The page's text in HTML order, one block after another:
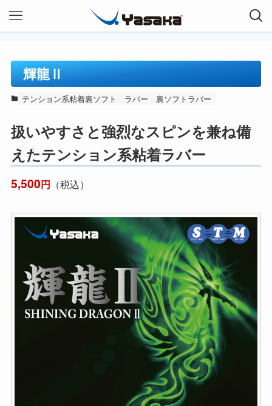
輝龍Ⅱ
テンション系粘着裏ソフト ラバー 裏ソフトラバー
扱いやすさと強烈なスピンを兼ね備
えたテンション系粘着ラバー
5,500円 （税込）